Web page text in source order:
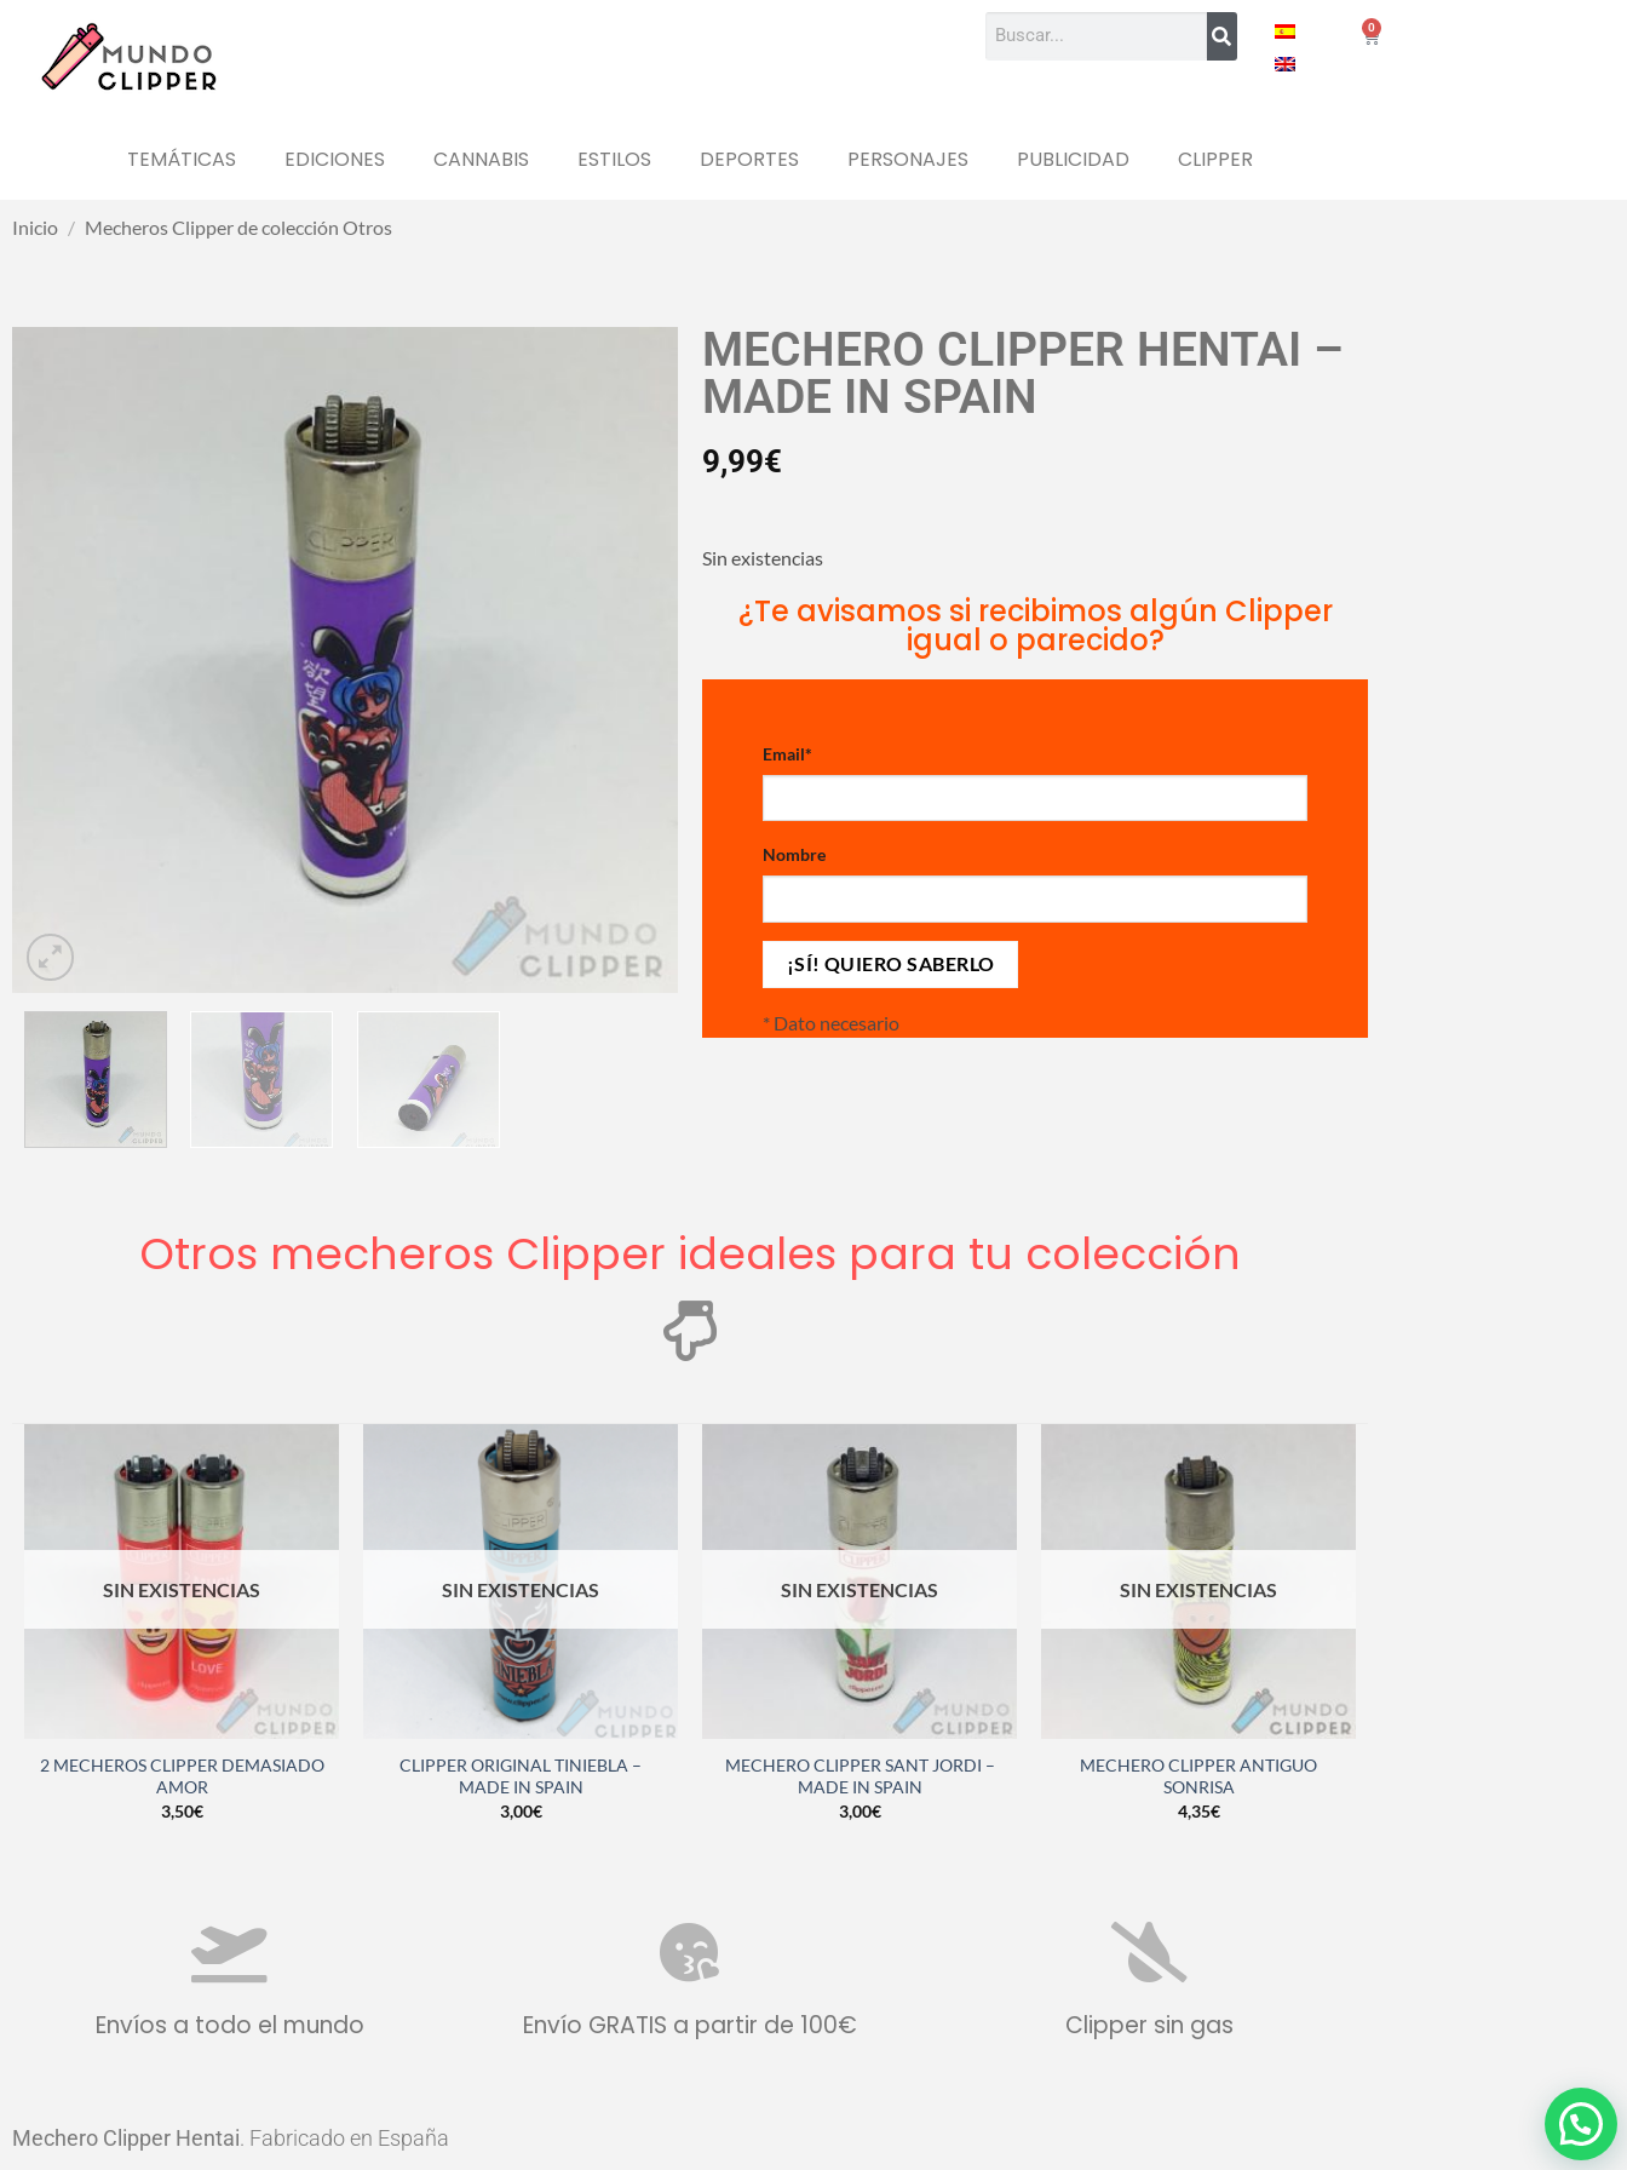
0
TEMÁTICAS EDICIONES CANNABIS ESTILOS DEPORTES PERSONAJES PUBLICIDAD CLIPPER
Inicio / Mecheros Clipper de colección Otros
MECHERO CLIPPER HENTAI –
MADE IN SPAIN
9,99€
Sin existencias
¿Te avisamos si recibimos algún Clipper
igual o parecido?
Email*
Nombre
* Dato necesario
Otros mecheros Clipper ideales para tu colección
SIN EXISTENCIAS
2 MECHEROS CLIPPER DEMASIADO
AMOR
3,50€
SIN EXISTENCIAS
CLIPPER ORIGINAL TINIEBLA –
MADE IN SPAIN
3,00€
SIN EXISTENCIAS
MECHERO CLIPPER SANT JORDI –
MADE IN SPAIN
3,00€
SIN EXISTENCIAS
MECHERO CLIPPER ANTIGUO
SONRISA
4,35€
Envíos a todo el mundo Envío GRATIS a partir de 100€ Clipper sin gas
Mechero Clipper Hentai. Fabricado en España